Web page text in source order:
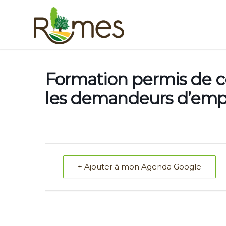
Formation permis de
les demandeurs
+ Ajouter à mon Agenda Google